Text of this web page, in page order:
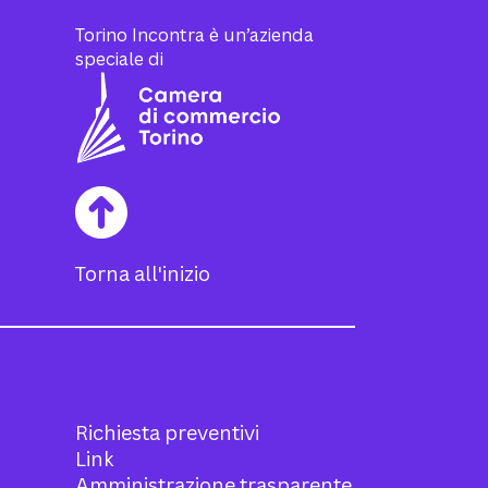
Torino Incontra è un’azienda
speciale di
Torna all'inizio
Richiesta preventivi
Link